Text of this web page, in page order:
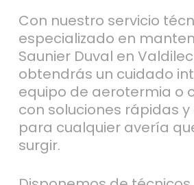
Con nuestro servicio
especializado en
Saunier Duval en
obtendrás un cuidado
equipo de aerotermia o
con soluciones rápidas
para cualquier avería
surgir.